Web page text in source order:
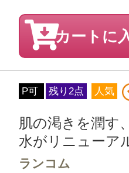
カートに
P可 残り2点 人気
肌の渇きを潤す
水がリニューア
ランコム